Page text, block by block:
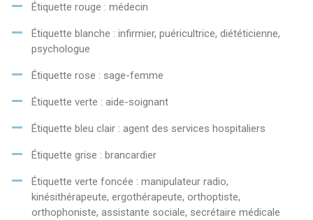
Étiquette rouge : médecin
Étiquette blanche : infirmier, puéricultrice, diététicienne,
psychologue
Étiquette rose : sage-femme
Étiquette verte : aide-soignant
Étiquette bleu clair : agent des services hospitaliers
Étiquette grise : brancardier
Étiquette verte foncée : manipulateur radio,
kinésithérapeute, ergothérapeute, orthoptiste,
orthophoniste, assistante sociale, secrétaire médicale